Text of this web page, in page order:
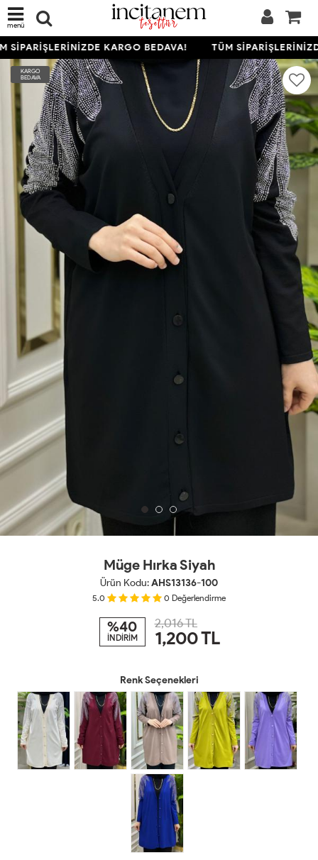
menü
SİPARİŞLERİNİZDE KARGO BEDAVA! TÜM
KARGO
BEDAVA
Müge Hırka Siyah
Ürün Kodu:AHS13136-100
5.0 0 Değerlendirme
%40
İNDİRİM
2,016 TL
1,200TL
Renk Seçenekleri